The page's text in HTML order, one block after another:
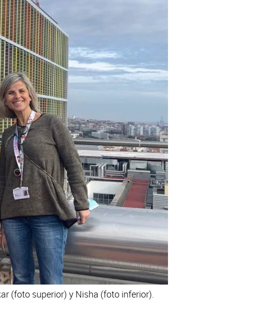
(foto superior) y Nisha (foto inferior).